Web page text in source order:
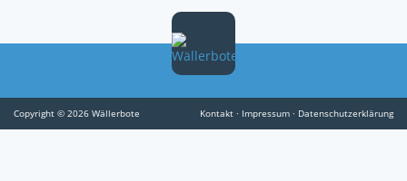
Copyright © 2026 Wällerbote Kontakt · Impressum · Datenschutzerklärung